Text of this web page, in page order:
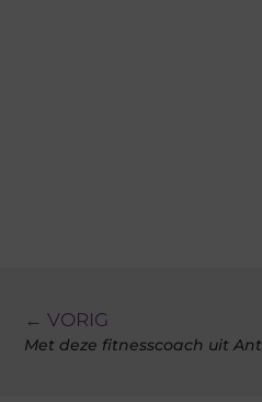
← VORIG
Met deze fitnesscoach uit